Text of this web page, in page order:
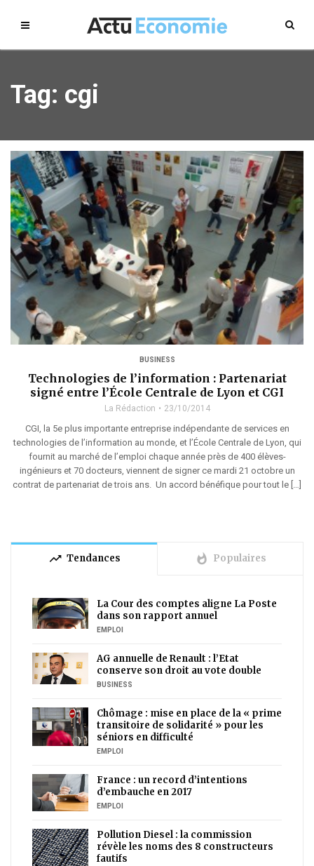
Tag: cgi
BUSINESS
Technologies de l’information : Partenariat
signé entre l’École Centrale de Lyon et CGI
La Rédaction 23/10/2014
CGI, la 5e plus importante entreprise indépendante de services en
technologies de l’information au monde, et l’École Centrale de Lyon, qui
fournit au marché de l’emploi chaque année près de 400 élèves-
ingénieurs et 70 docteurs, viennent de signer ce mardi 21 octobre un
contrat de partenariat de trois ans. Un accord bénéfique pour tout le […]
trending_up Tendances whatshot Populaires
La Cour des comptes aligne La Poste
dans son rapport annuel
EMPLOI
AG annuelle de Renault : l’Etat
conserve son droit au vote double
BUSINESS
Chômage : mise en place de la « prime
transitoire de solidarité » pour les
séniors en difficulté
EMPLOI
France : un record d’intentions
d’embauche en 2017
EMPLOI
Pollution Diesel : la commission
révèle les noms des 8 constructeurs
fautifs